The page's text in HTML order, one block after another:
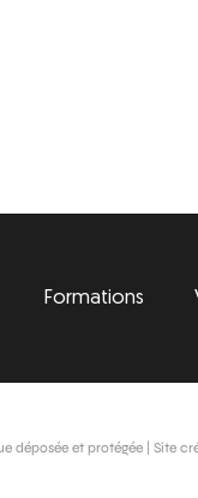
Formations
déposée et protégée | Site